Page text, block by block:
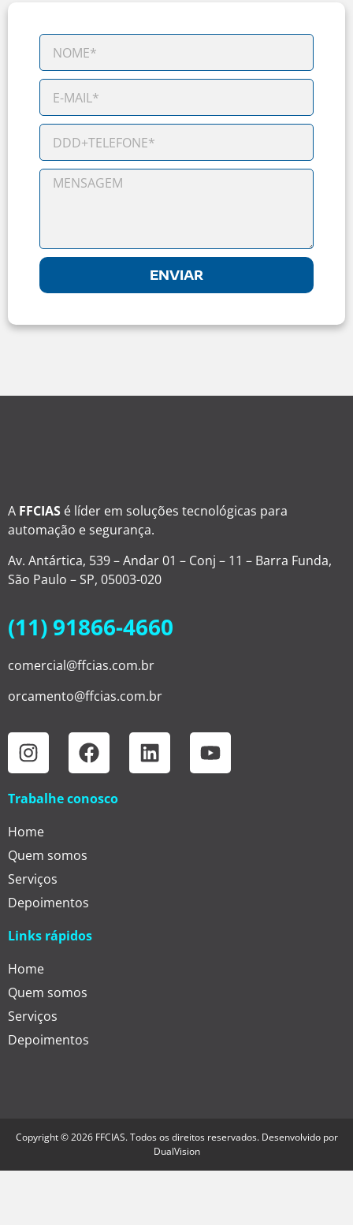
ENVIAR
A FFCIAS é líder em soluções tecnológicas para
automação e segurança.
Av. Antártica, 539 – Andar 01 – Conj – 11 – Barra Funda,
São Paulo – SP, 05003-020
(11) 91866-4660
comercial@ffcias.com.br
orcamento@ffcias.com.br
Trabalhe conosco
Home
Quem somos
Serviços
Depoimentos
Links rápidos
Home
Quem somos
Serviços
Depoimentos
Copyright © 2026 FFCIAS. Todos os direitos reservados. Desenvolvido por
DualVision